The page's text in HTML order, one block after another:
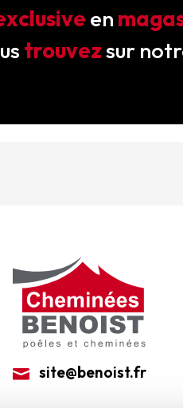
en
trouvezsur
site@benoist.fr